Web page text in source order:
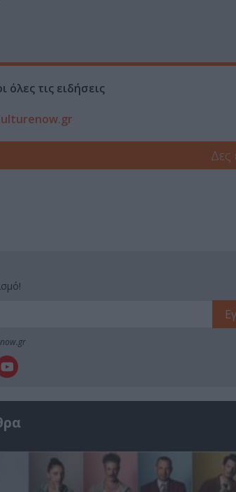
τις ειδήσεις
Δες